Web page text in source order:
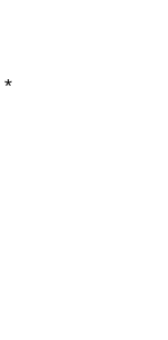
*Erforderlich